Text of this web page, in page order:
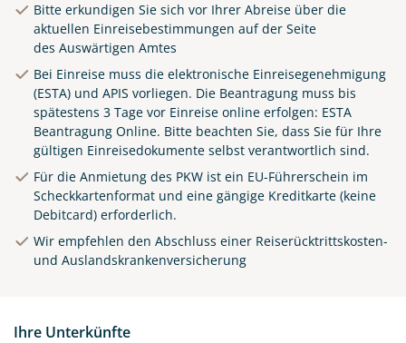
Bitte erkundigen Sie sich vor Ihrer Abreise über die
aktuellen Einreisebestimmungen auf der Seite
des Auswärtigen Amtes
Bei Einreise muss die elektronische Einreisegenehmigung
(ESTA) und APIS vorliegen. Die Beantragung muss bis
spätestens 3 Tage vor Einreise online erfolgen: ESTA
Beantragung Online. Bitte beachten Sie, dass Sie für Ihre
gültigen Einreisedokumente selbst verantwortlich sind.
Für die Anmietung des PKW ist ein EU-Führerschein im
Scheckkartenformat und eine gängige Kreditkarte (keine
Debitcard) erforderlich.
Wir empfehlen den Abschluss einer Reiserücktrittskosten-
und Auslandskrankenversicherung
Ihre Unterkünfte